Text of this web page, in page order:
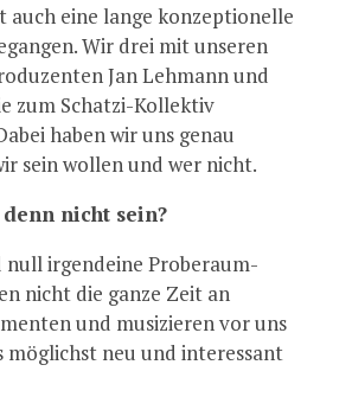
auch eine lange konzeptionelle
Wir drei mit unseren
Jan Lehmann und
zum Schatzi-Kollektiv
haben wir uns genau
sein wollen und wer nicht.
nicht sein?
null irgendeine Proberaum-
nicht die ganze Zeit an
und musizieren vor uns
möglichst neu und interessant